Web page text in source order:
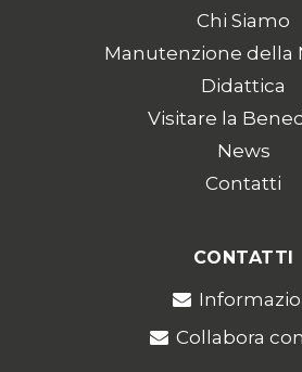
Chi Siamo
Manutenzione della
Didattica
Visitare la
News
Contatti
CONTATTI
Collabora